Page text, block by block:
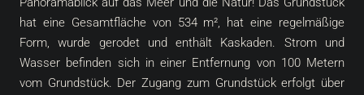
hat eine Gesamtfläche von 534 m², hat eine regelmäßige
Form, wurde gerodet und enthält Kaskaden. Strom und
Wasser befinden sich in einer Entfernung von 100 Metern
vom Grundstück. Der Zugang zum Grundstück erfolgt über